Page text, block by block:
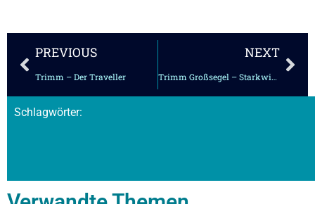
Zurück
PREVIOUS
Trimm – Der Traveller
NEXT
Trimm Großsegel – Starkwind
Schlagwörter: